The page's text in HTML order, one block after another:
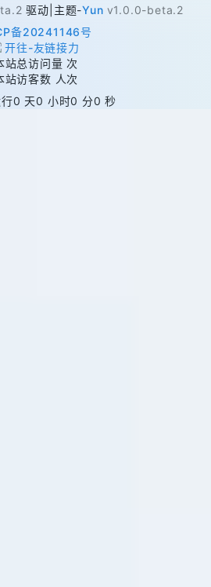
驱动 主题-Yun v1.0.0-beta.2
备20241146号
站总访问量 次
站访客数 人次
0 天0 小时0 分0 秒